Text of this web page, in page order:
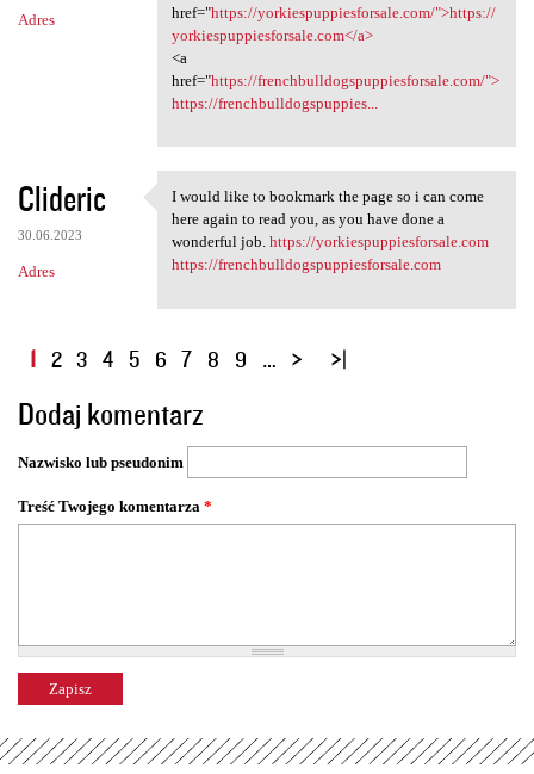
Adres
href="https://yorkiespuppiesforsale.com/">https://
yorkiespuppiesforsale.com</a>
<a
href="https://frenchbulldogspuppiesforsale.com/">
https://frenchbulldogspuppies...
Clideric
30.06.2023
Adres
I would like to bookmark the
I would like to bookmark the page so i can come
here again to read you, as you have done a
wonderful job. https://yorkiespuppiesforsale.com
https://frenchbulldogspuppiesforsale.com
S
r
o
n
y
1 2 3 4 5 6 7 8 9 …
Dodaj komentarz
Nazwisko lub pseudonim
Treść Twojego komentarza *